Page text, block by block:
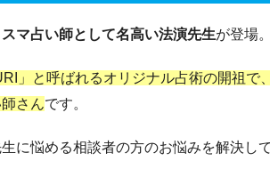
スマ占い師として名高い法演先生が登場。
」と呼ばれるオリジナル占術の開祖
さんです。
に悩める相談者の方のお悩みを解決し